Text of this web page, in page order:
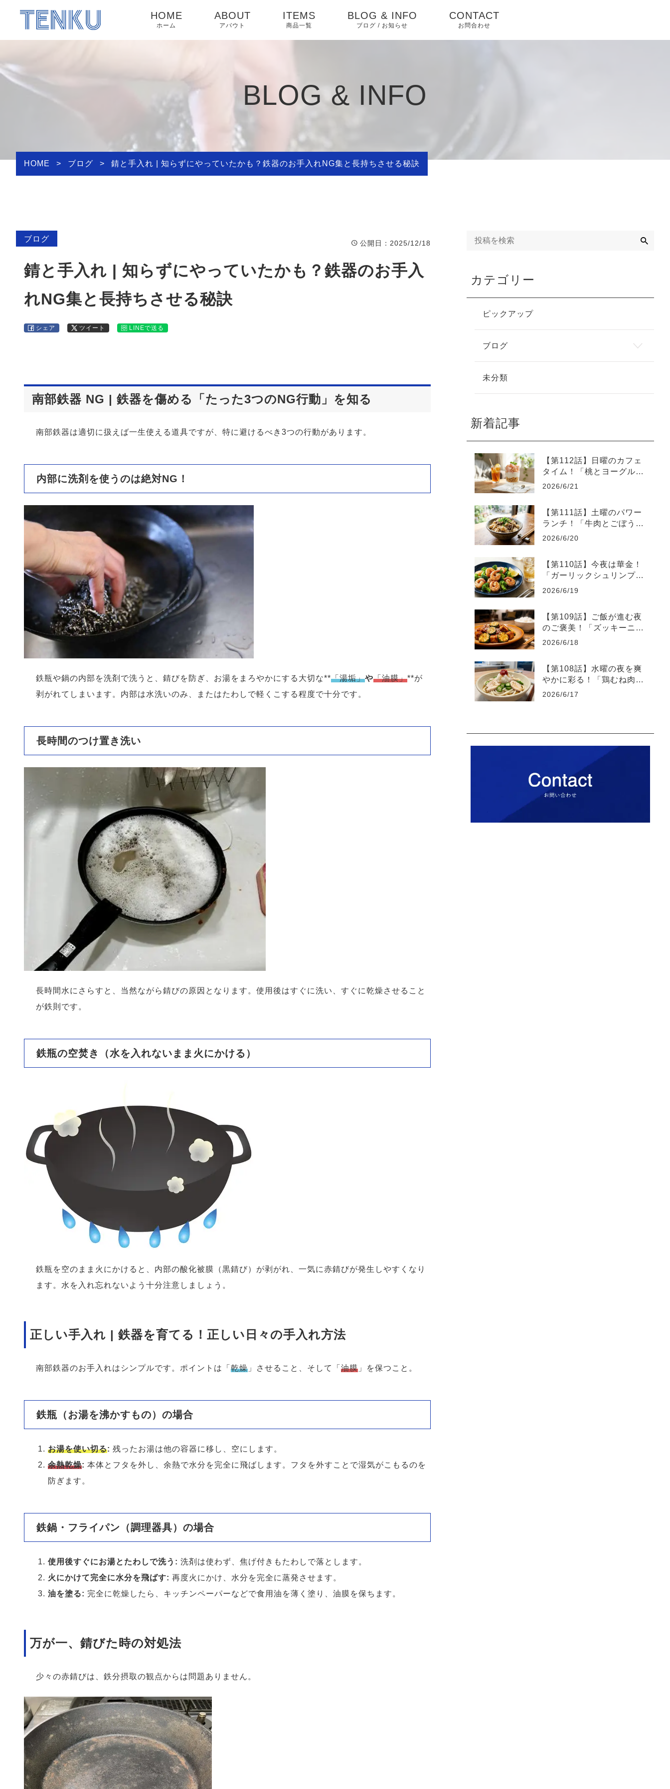
HOME
ホーム
ABOUT
アバウト
ITEMS
商品一覧
BLOG & INFO
ブログ / お知らせ
CONTACT
お問合わせ
BLOG & INFO
HOME > ブログ > 錆と手入れ | 知らずにやっていたかも？鉄器のお手入れNG集と長持ちさせる秘訣
ブログ
公開日 ：2025/12/18
錆と手入れ | 知らずにやっていたかも？鉄器のお手入
れNG集と長持ちさせる秘訣
シェア ツイート LINEで送る
南部鉄器 NG | 鉄器を傷める「たった3つのNG行動」を知る
南部鉄器は適切に扱えば一生使える道具ですが、特に避けるべき3つの行動があります。
内部に洗剤を使うのは絶対NG！
鉄瓶や鍋の内部を洗剤で洗うと、錆びを防ぎ、お湯をまろやかにする大切な**「湯垢」や「油膜」**が
剥がれてしまいます。内部は水洗いのみ、またはたわしで軽くこする程度で十分です。
長時間のつけ置き洗い
長時間水にさらすと、当然ながら錆びの原因となります。使用後はすぐに洗い、すぐに乾燥させること
が鉄則です。
鉄瓶の空焚き（水を入れないまま火にかける）
鉄瓶を空のまま火にかけると、内部の酸化被膜（黒錆び）が剥がれ、一気に赤錆びが発生しやすくなり
ます。水を入れ忘れないよう十分注意しましょう。
正しい手入れ | 鉄器を育てる！正しい日々の手入れ方法
南部鉄器のお手入れはシンプルです。ポイントは「 乾燥 」させること、そして「 油膜 」を保つこと。
鉄瓶（お湯を沸かすもの）の場合
お湯を使い切る: 残ったお湯は他の容器に移し、空にします。
余熱乾燥: 本体とフタを外し、余熱で水分を完全に飛ばします。フタを外すことで湿気がこもるのを
防ぎます。
鉄鍋・フライパン（調理器具）の場合
使用後すぐにお湯とたわしで洗う: 洗剤は使わず、焦げ付きもたわしで落とします。
火にかけて完全に水分を飛ばす: 再度火にかけ、水分を完全に蒸発させます。
油を塗る: 完全に乾燥したら、キッチンペーパーなどで食用油を薄く塗り、油膜を保ちます。
万が一、錆びた時の対処法
少々の赤錆びは、鉄分摂取の観点からは問題ありません。
カテゴリー
ピックアップ
ブログ
未分類
新着記事
【第112話】日曜のカフェ
タイム！「桃とヨーグルト
の爽やかグラスデザート」
2026/6/21
【第111話】土曜のパワー
ランチ！「牛肉とごぼうの
スタミナ炊き込みご飯」
2026/6/20
【第110話】今夜は華金！
「ガーリックシュリンプと
ブロッコリーのレモン炒
2026/6/19
【第109話】ご飯が進む夜
のご褒美！「ズッキーニと
厚揚げのピリ辛味噌炒め」
2026/6/18
【第108話】水曜の夜を爽
やかに彩る！「鶏むね肉と
オクラの梅おろしうどん」
2026/6/17